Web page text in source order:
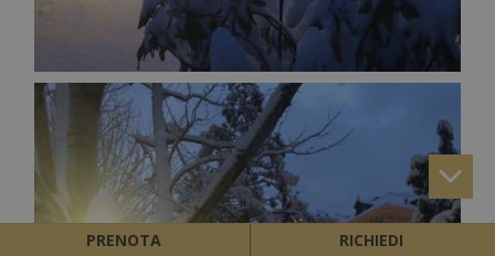
PRENOTA RICHIEDI